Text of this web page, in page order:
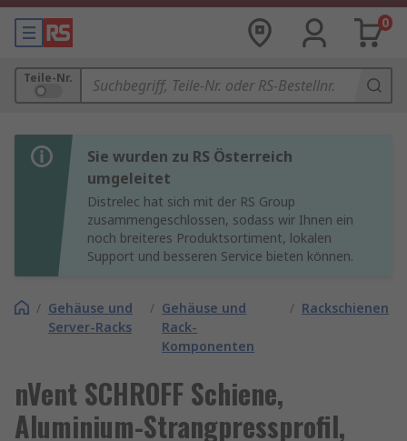
0
Teile-Nr.
Sie wurden zu RS Österreich
umgeleitet
Distrelec hat sich mit der RS Group
zusammengeschlossen, sodass wir Ihnen ein
noch breiteres Produktsortiment, lokalen
Support und besseren Service bieten können.
/ Gehäuse und
Server-Racks
/ Gehäuse und
Rack-
Komponenten
/ Rackschienen
nVent SCHROFF Schiene,
Aluminium-Strangpressprofil,